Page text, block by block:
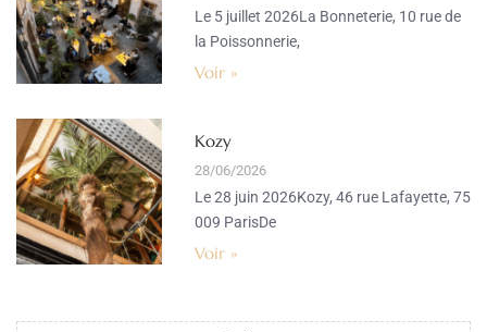
Le 5 juillet 2026La Bonneterie, 10 rue de
la Poissonnerie,
Voir »
Kozy
28/06/2026
Le 28 juin 2026Kozy, 46 rue Lafayette, 75
009 ParisDe
Voir »